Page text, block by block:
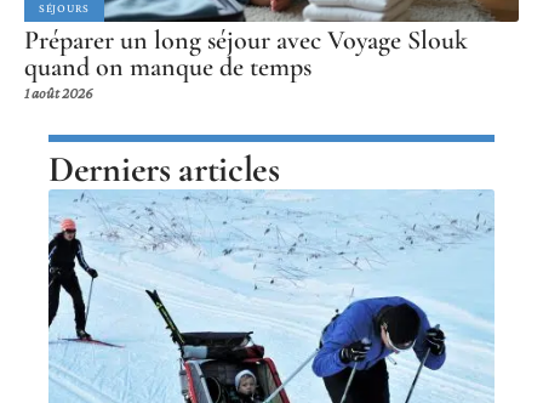
SÉJOURS
Préparer un long séjour avec Voyage Slouk
quand on manque de temps
1 août 2026
Derniers articles